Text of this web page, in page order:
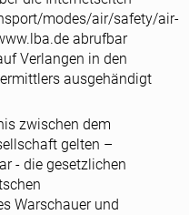
modes/air/safety/air-
abrufbar
Verlangen in den
ausgehändigt
zwischen dem
gelten –
- die gesetzlichen
Warschauer und